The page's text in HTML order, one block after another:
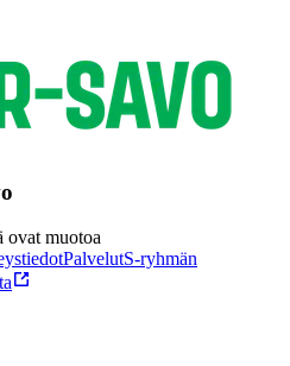
ovat muotoa
PalvelutS-ryhmän